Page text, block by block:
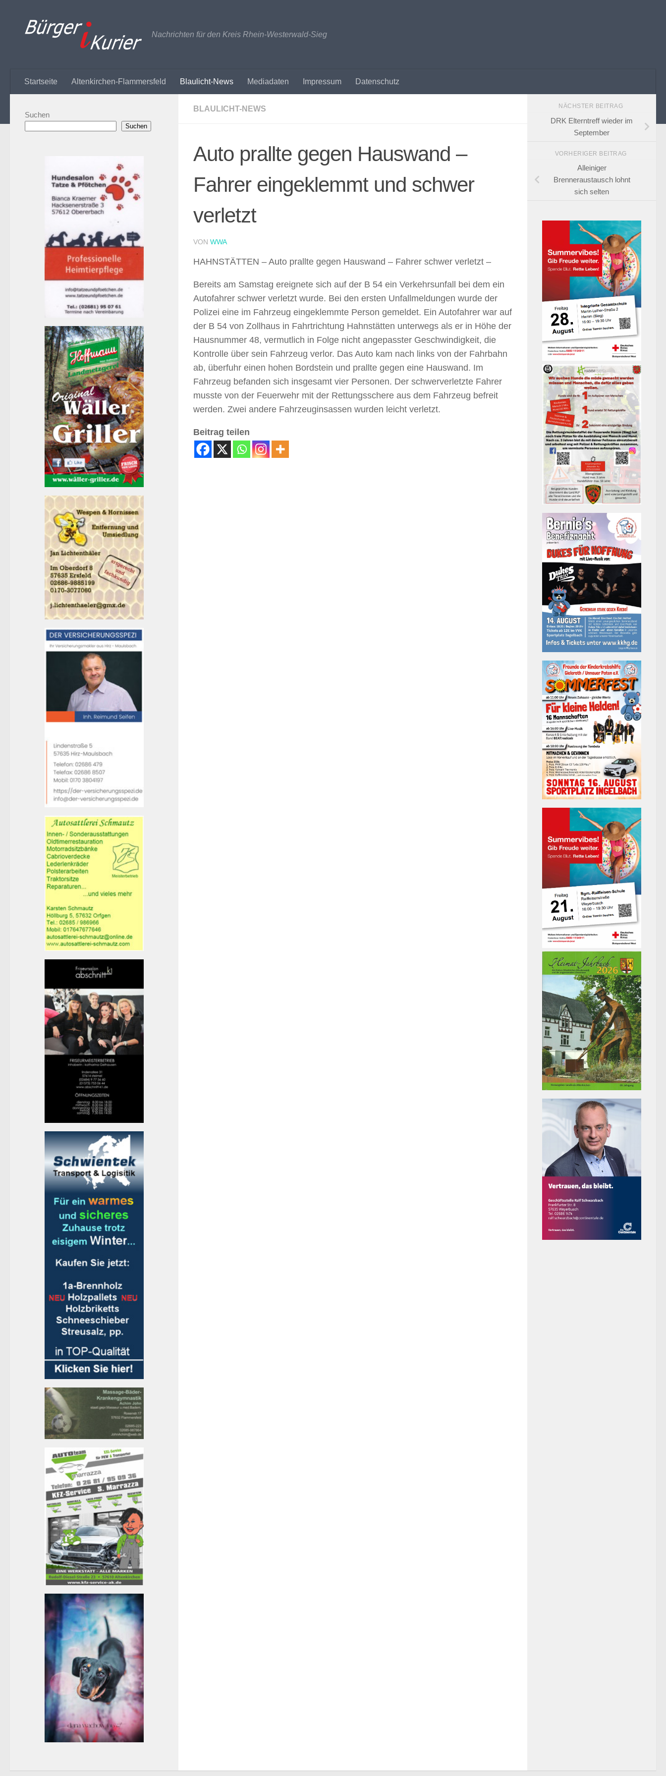
Nachrichten für den Kreis Rhein-Westerwald-Sieg
Startseite Altenkirchen-Flammersfeld Blaulicht-News Mediadaten Impressum Datenschutz
BLAULICHT-NEWS
Auto prallte gegen Hauswand –
Fahrer eingeklemmt und schwer
verletzt
VON WWA
HAHNSTÄTTEN – Auto prallte gegen Hauswand – Fahrer schwer verletzt –
Bereits am Samstag ereignete sich auf der B 54 ein Verkehrsunfall bei dem ein
Autofahrer schwer verletzt wurde. Bei den ersten Unfallmeldungen wurde der
Polizei eine im Fahrzeug eingeklemmte Person gemeldet. Ein Autofahrer war auf
der B 54 von Zollhaus in Fahrtrichtung Hahnstätten unterwegs als er in Höhe der
Hausnummer 48, vermutlich in Folge nicht angepasster Geschwindigkeit, die
Kontrolle über sein Fahrzeug verlor. Das Auto kam nach links von der Fahrbahn
ab, überfuhr einen hohen Bordstein und prallte gegen eine Hauswand. Im
Fahrzeug befanden sich insgesamt vier Personen. Der schwerverletzte Fahrer
musste von der Feuerwehr mit der Rettungsschere aus dem Fahrzeug befreit
werden. Zwei andere Fahrzeuginsassen wurden leicht verletzt.
Beitrag teilen
Suchen
Suchen
NÄCHSTER BEITRAG
DRK Elterntreff wieder im
September
VORHERIGER BEITRAG
Alleiniger
Brenneraustausch lohnt
sich selten